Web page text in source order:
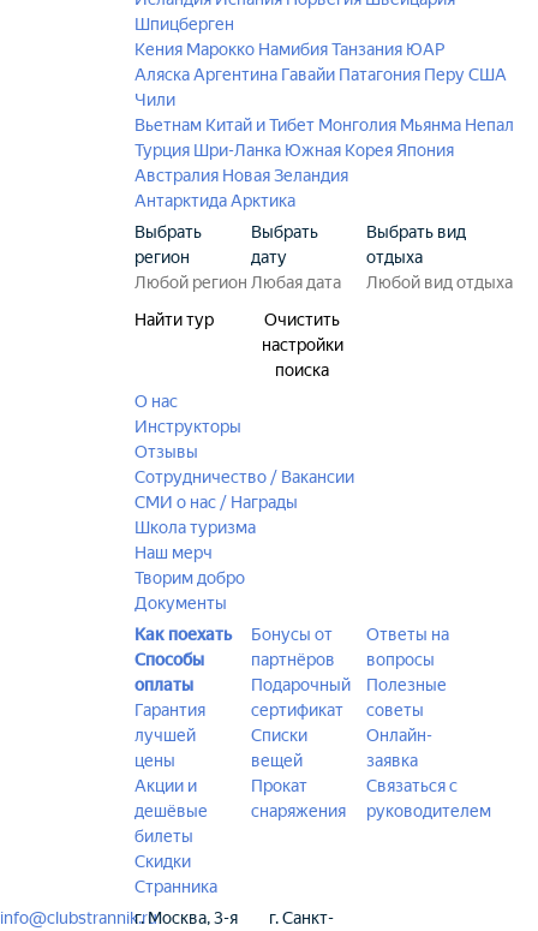
Шпицберген
Кения Марокко НамибияТанзания ЮАР
АляскаАргентина Гавайи Патагония Перу США
Чили
Вьетнам Китай и Тибет Монголия Мьянма Непал
Турция Шри-Ланка Южная Корея Япония
Австралия Новая Зеландия
АнтарктидаАрктика
Выбрать
регион
Выбрать
дату
Выбрать вид
отдыха
Найти тур
Очистить
настройки
поиска
О нас
Инструкторы
Отзывы
Сотрудничество / Вакансии
СМИ о нас / Награды
Школа туризма
Наш мерч
Творим добро
Документы
Как поехать
Способы
оплаты
Гарантия
лучшей
цены
Акции и
дешёвые
билеты
Скидки
Странника
Бонусы от
партнёров
Подарочный
сертификат
Списки
вещей
Прокат
снаряжения
Ответы на
вопросы
Полезные
советы
Онлайн-
заявка
Связаться с
руководителем
info@clubstrannik.ruг. Москва, 3-я
г. Санкт-